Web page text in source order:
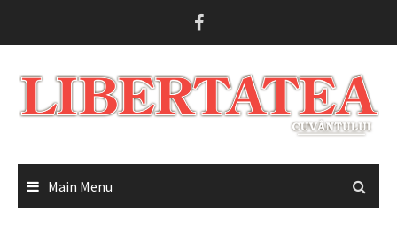
Main Menu